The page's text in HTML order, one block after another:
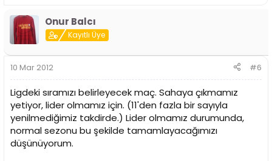
Onur Balcı
Kayıtlı Üye
10 Mar 2012 #6
Ligdeki sıramızı belirleyecek maç. Sahaya çıkmamız
yetiyor, lider olmamız için. (11'den fazla bir sayıyla
yenilmediğimiz takdirde.) Lider olmamız durumunda,
normal sezonu bu şekilde tamamlayacağımızı
düşünüyorum.